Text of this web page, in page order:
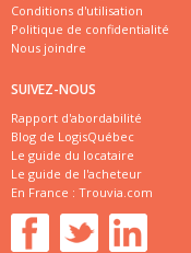
Conditions d'utilisation
Politique de confidentialité
Nous joindre
SUIVEZ-NOUS
Rapport d'abordabilité
Blog de LogisQuébec
Le guide du locataire
Le guide de l'acheteur
En France : Trouvia.com